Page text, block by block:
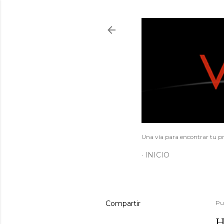
Una vía para encontrar tu
INICIO
Compartir